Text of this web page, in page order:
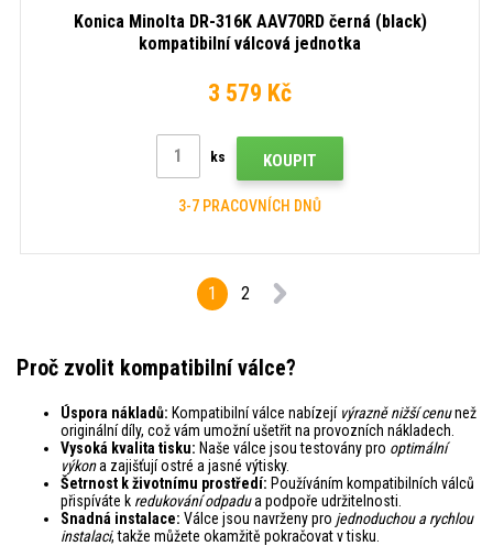
Konica Minolta DR-316K AAV70RD černá (black)
kompatibilní válcová jednotka
3 579 Kč
ks KOUPIT
3-7 PRACOVNÍCH DNŮ
1 2
Proč zvolit kompatibilní válce?
Úspora nákladů: Kompatibilní válce nabízejí výrazně nižší cenunež
originální díly, což vám umožní ušetřit na provozních nákladech.
Vysoká kvalita tisku: Naše válce jsou testovány pro optimální
výkona zajišťují ostré a jasné výtisky.
Šetrnost k životnímu prostředí: Používáním kompatibilních válců
přispíváte k redukování odpadua podpoře udržitelnosti.
Snadná instalace: Válce jsou navrženy pro jednoduchou a rychlou
instalaci, takže můžete okamžitě pokračovat v tisku.